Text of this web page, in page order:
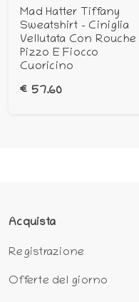
Mad Hatter Tiffany
Sweatshirt - Ciniglia
Vellutata Con Rouche
Pizzo E Fiocco
Cuoricino
€ 57.60
Acquista
Registrazione
Offerte del giorno